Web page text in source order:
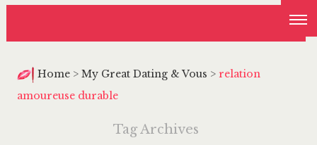
Home > My Great Dating & Vous > relation
amoureuse durable
Tag Archives